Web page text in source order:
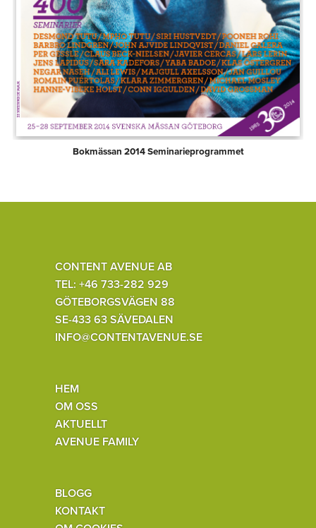
Bokmässan 2014 Seminarieprogrammet
CONTENT AVENUE AB
TEL: +46 733-282 929
GÖTEBORGSVÄGEN 88
SE-433 63 SÄVEDALEN
INFO@CONTENTAVENUE.SE
HEM
OM OSS
AKTUELLT
AVENUE FAMILY
BLOGG
KONTAKT